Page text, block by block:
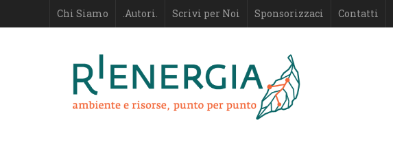
Chi Siamo .Autori. Scrivi per Noi Sponsorizzaci Contatti